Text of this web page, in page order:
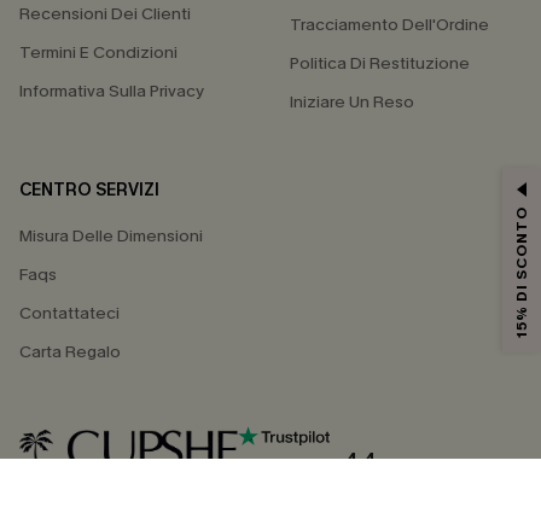
Recensioni Dei Clienti
Termini E Condizioni
Informativa Sulla Privacy
Tracciamento Dell'Ordine
Politica Di Restituzione
Iniziare Un Reso
CENTRO SERVIZI
Misura Delle Dimensioni
Faqs
Contattateci
Carta Regalo
4.4
15% DI SCONTO